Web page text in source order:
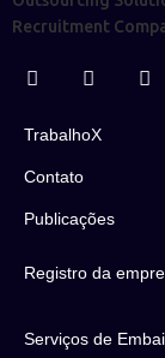
TrabalhoX
Contato
Publicações
Registro da
Serviços de